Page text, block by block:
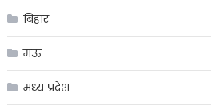
बिहार
मऊ
मध्य प्रदेश